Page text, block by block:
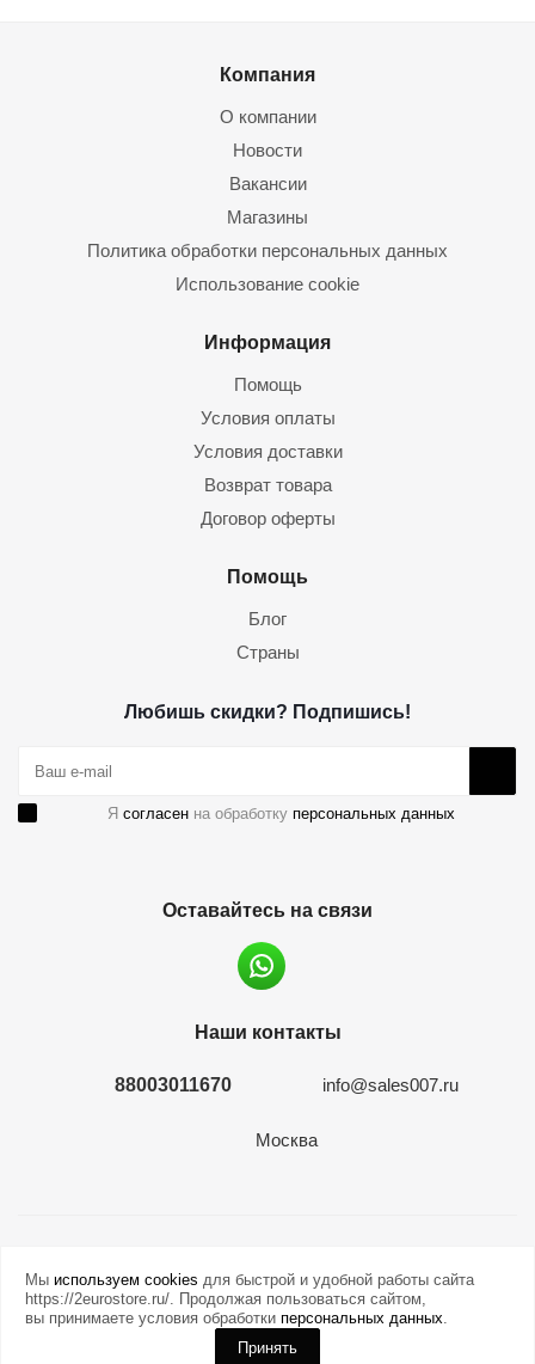
Компания
О компании
Новости
Вакансии
Магазины
Политика обработки персональных данных
Использование cookie
Информация
Помощь
Условия оплаты
Условия доставки
Возврат товара
Договор оферты
Помощь
Блог
Страны
Любишь скидки? Подпишись!
Я согласен на обработку персональных данных
Оставайтесь на связи
Наши контакты
88003011670 info@sales007.ru
Москва
Мы используем cookies для быстрой и удобной работы сайта
https://2eurostore.ru/. Продолжая пользоваться сайтом,
вы принимаете условия обработки персональных данных.
Принять